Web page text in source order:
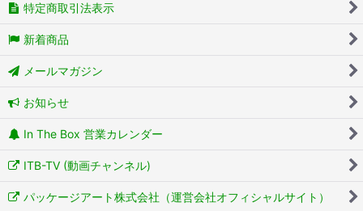
特定商取引法表示
新着商品
メールマガジン
お知らせ
In The Box 営業カレンダー
ITB-TV (動画チャンネル)
パッケージアート株式会社（運営会社オフィシャルサイト）